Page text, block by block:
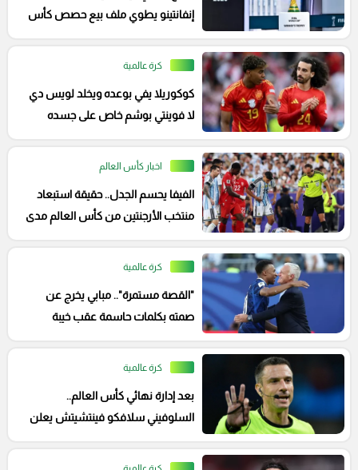
إنفانتينو يطوي ملف بيع حصص كأس
كرة عالمية
كوكوريلا يفي بوعده ويخلد لويس دي
لا فوينتي بوشم خاص على جسده
اخبار كأس العالم
الفيفا يحسم الجدل.. حقيقة استبعاد
منتخب الأرجنتين من كأس العالم مدى
كرة عالمية
"القصة مستمرة".. مبابي يخرج عن
صمته بكلمات حاسمة عقب خيبة
كرة عالمية
بعد إدارة نهائي كأس العالم..
السلوفيني سلافكو فينتشيتش يعلن